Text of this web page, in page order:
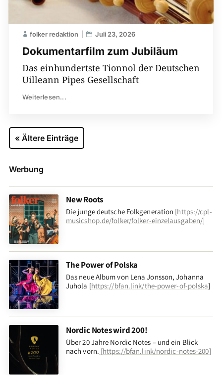
Dokumentarfilm zum Jubiläum
folker redaktion Juli 23, 2026
Das einhundertste Tionnol der Deutschen
Uilleann Pipes Gesellschaft
Weiterlesen...
« Ältere Einträge
Werbung
New Roots
Die junge deutsche Folkgeneration [https://cpl-
musicshop.de/folker/folker-einzelausgaben/]
The Power of Polska
Das neue Album von Lena Jonsson, Johanna
Juhola [https://bfan.link/the-power-of-polska]
Nordic Notes wird 200!
Über 20 Jahre Nordic Notes – und ein Blick
nach vorn. [https://bfan.link/nordic-notes-200]